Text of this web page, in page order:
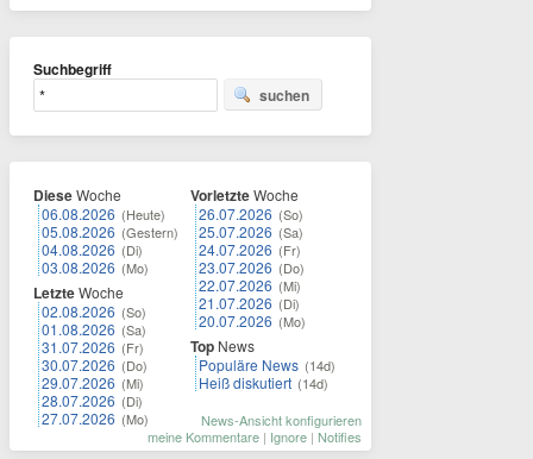
Suchbegriff
suchen
DieseWoche
06.08.2026 (Heute)
05.08.2026 (Gestern)
04.08.2026 (Di)
03.08.2026 (Mo)
LetzteWoche
02.08.2026 (So)
01.08.2026 (Sa)
31.07.2026 (Fr)
30.07.2026 (Do)
29.07.2026 (Mi)
28.07.2026 (Di)
27.07.2026 (Mo)
VorletzteWoche
26.07.2026 (So)
25.07.2026 (Sa)
24.07.2026 (Fr)
23.07.2026 (Do)
22.07.2026 (Mi)
21.07.2026 (Di)
20.07.2026 (Mo)
Top News
Populäre News (14d)
Heiß diskutiert (14d)
News-Ansicht konfigurieren
meine Kommentare | Ignore | Notifies